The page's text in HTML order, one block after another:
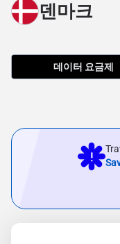
덴마크
데이터 요금제